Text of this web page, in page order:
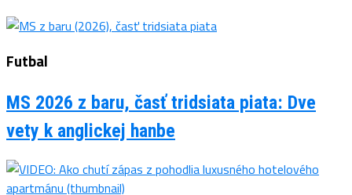
Futbal
MS 2026 z baru, časť tridsiata piata: Dve
vety k anglickej hanbe